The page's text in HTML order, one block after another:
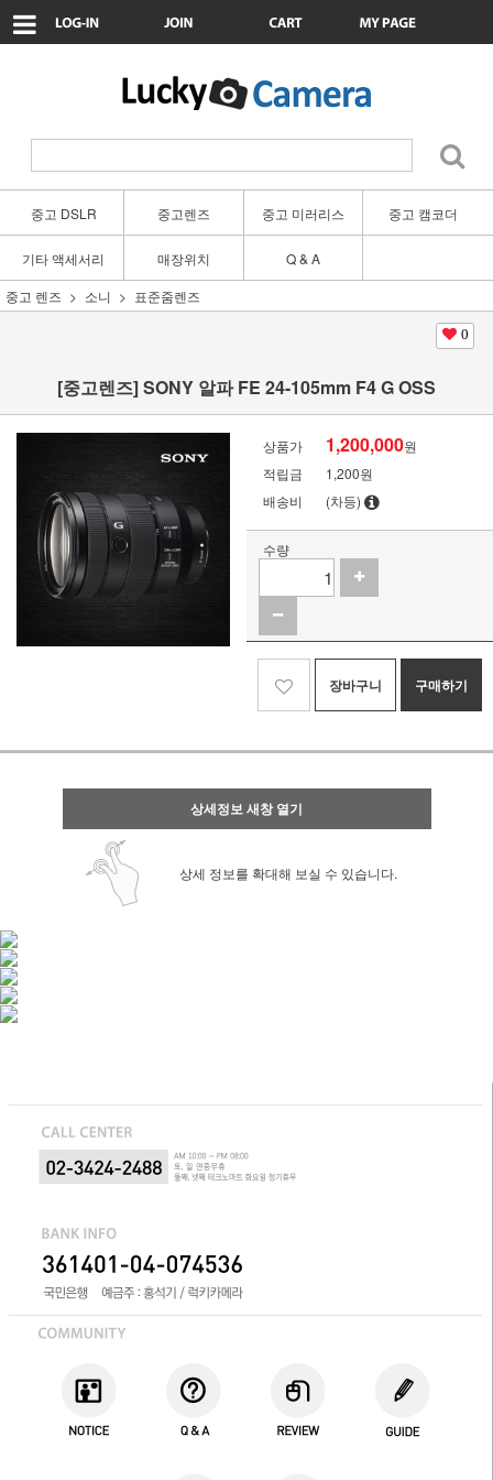
중고 DSLR 중고렌즈 중고 미러리스 중고 캠코더
기타 액세서리 매장위치
Q & A
중고 렌즈
소니 표준줌렌즈
0
[중고렌즈] SONY 알파 FE 24-105mm F4 G OSS
상품가 1,200,000원
적립금
1,200원
배송비
(차등)
수량
장바구니 구매하기
상세정보 새창 열기
상세 정보를 확대해 보실 수 있습니다.